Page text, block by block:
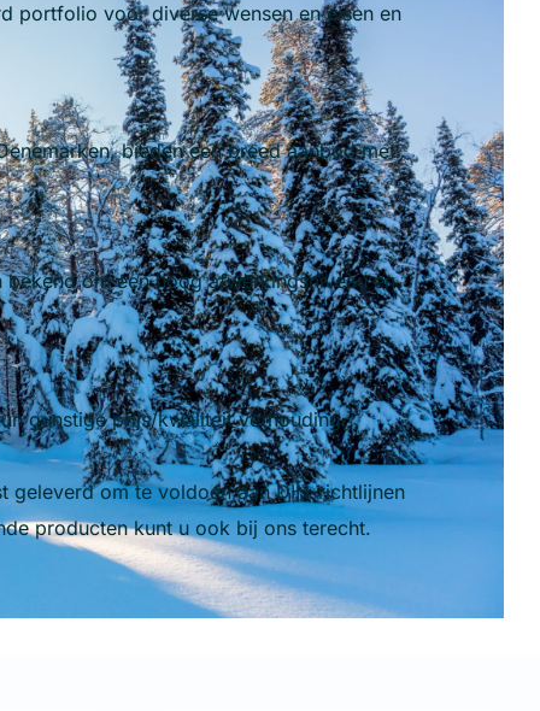
portfolio voor diverse wensen en eisen en
bieden een breed aanbod met
om een hoog afwerkingsniveau en
gunstige prijs/kwaliteit verhouding.
geleverd om te voldoen aan DIN-richtlijnen
producten kunt u ook bij ons terecht.